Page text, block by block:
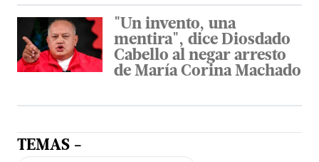
"Un invento, una
mentira", dice Diosdado
Cabello al negar arresto
de María Corina Machado
TEMAS -